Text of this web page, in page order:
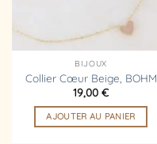
BIJOUX
Collier Cœur Beige, BOHM
19,00 €
AJOUTER AU PANIER